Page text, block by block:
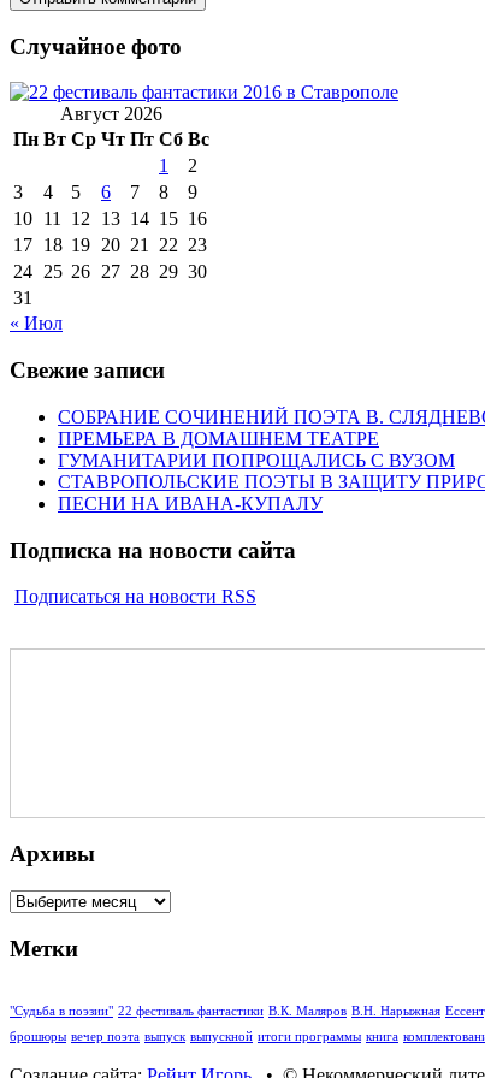
Случайное фото
Август 2026
Пн Вт Ср Чт Пт Сб Вс
1
2
3
4 5 6 7 8
9
10 11 12 13 14 15 16
17 18 19 20 21 22 23
24 25 26 27 28 29 30
31
« Июл
Свежие записи
СОБРАНИЕ СОЧИНЕНИЙ ПОЭТА В.
ПРЕМЬЕРА В ДОМАШНЕМ ТЕАТРЕ
ГУМАНИТАРИИ ПОПРОЩАЛИСЬ С ВУЗОМ
СТАВРОПОЛЬСКИЕ ПОЭТЫ В ЗАЩИТУ
ПЕСНИ НА ИВАНА-КУПАЛУ
Подписка на новости сайта
Подписаться на новости RSS
Архивы
Архивы
Метки
"Судьба в поэзии" 22 фестиваль фантастики В.К. Маляров В.Н. Нарыжная
брошюры вечер поэта выпуск выпускной итоги программы книга